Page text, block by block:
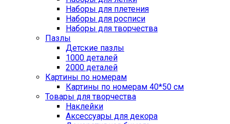
Наборы для плетения
Наборы для росписи
Наборы для творчества
Пазлы
Детские пазлы
1000 деталей
2000 деталей
Картины по номерам
Картины по номерам 40*50 см
Товары для творчества
Наклейки
Аксессуары для декора